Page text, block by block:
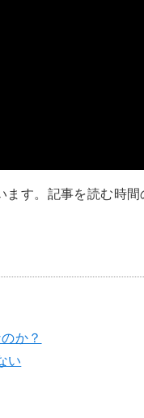
す。記事を読む時
か？
い